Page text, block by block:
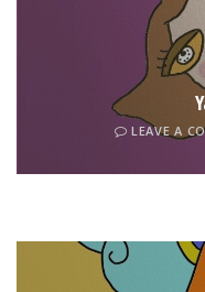
LEAVE A
LEAVE A